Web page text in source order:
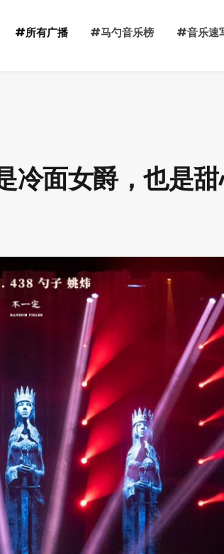
#所有广播 #马勺音乐榜 #音乐速
冷面女爵，也是